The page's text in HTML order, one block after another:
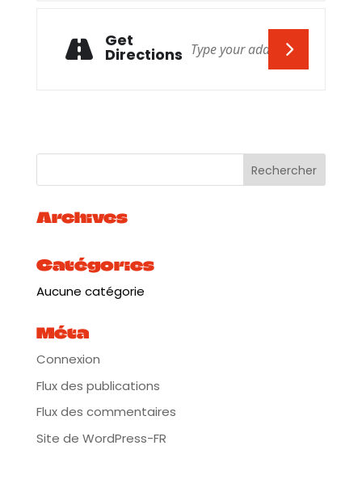
Get
Directions
Archives
Catégories
Aucune catégorie
Méta
Connexion
Flux des publications
Flux des commentaires
Site de WordPress-FR